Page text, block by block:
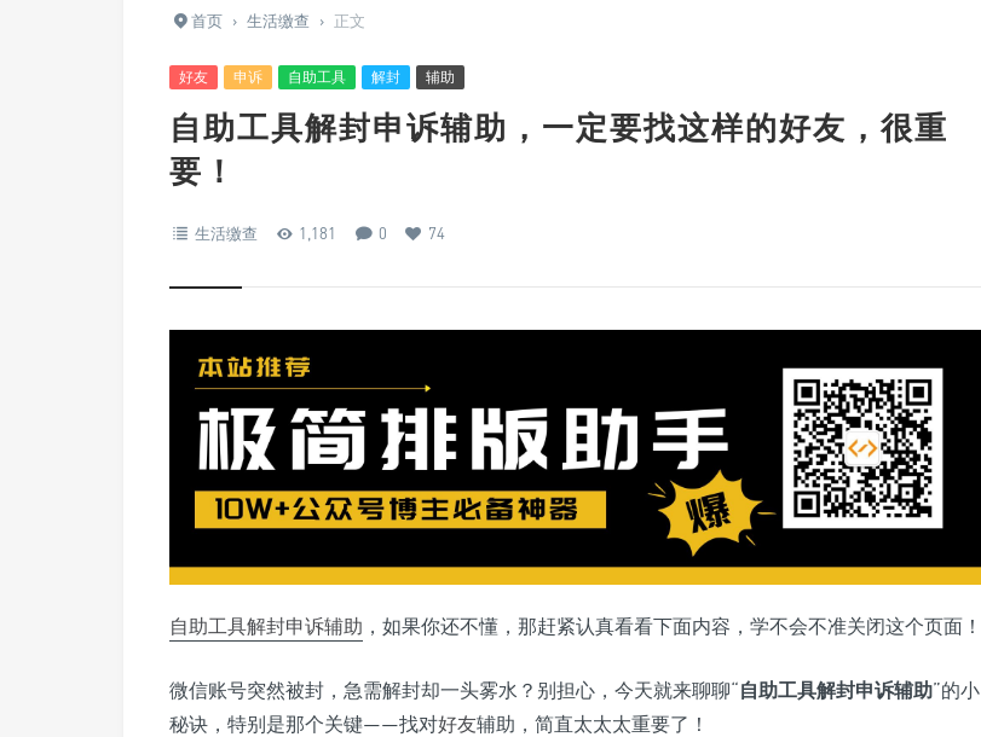
首页 › 生活缴查 › 正文
好友 申诉 自助工具 解封 辅助
自助工具解封申诉辅助，一定要找这样的好友，很重
要！
生活缴查 1,181 0 74
自助工具解封申诉辅助 ，如果你还不懂，那赶紧认真看看下面内容，学不会不准关闭这个页面！
微信账号突然被封，急需解封却一头雾水？别担心，今天就来聊聊“自助工具解封申诉辅助”的小
秘诀，特别是那个关键——找对好友辅助，简直太太太重要了！